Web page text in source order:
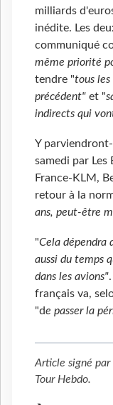
milliards
inédite. Les
communiqué
même priorité
tendre "tous les
précédent" et "
indirects qui
Y
samedi par Les
France-KLM,
retour à la
ans, peut-être
"Cela dépendra
aussi du temps
dans les avions"
français va,
"de passer la
Article signé par
Tour Hebdo.